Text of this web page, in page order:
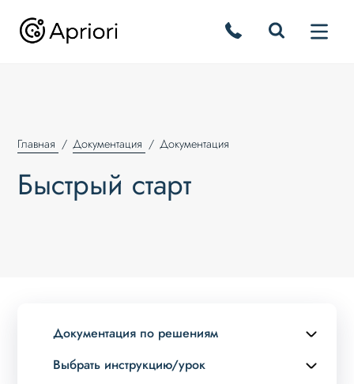
Главная Документация Документация
Быстрый старт
Документация по решениям
Выбрать инструкцию/урок